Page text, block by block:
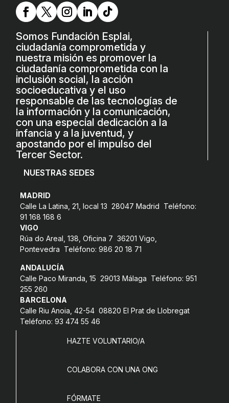
Somos Fundación Esplai,
ciudadanía comprometida y
nuestra misión es promover la
ciudadanía comprometida con la
inclusión social, la acción
socioeducativa y el uso
responsable de las tecnologías de
la información y la comunicación,
con una especial dedicación a la
infancia y a la juventud, y
apostando por el impulso del
Tercer Sector.
NUESTRAS SEDES
MADRID
Calle La Latina, 21, local 13 28047 Madrid Teléfono:
91 168 168 6
VIGO
Rúa do Areal, 138, Oficina 7 36201 Vigo,
Pontevedra Teléfono: 986 20 18 71
ANDALUCÍA
Calle Paco Miranda, 15 29013 Málaga Teléfono: 951
255 260
BARCELONA
Calle Riu Anoia, 42-54 08820 El Prat de Llobregat
Teléfono: 93 474 55 46
HAZTE VOLUNTARIO/A
COLABORA CON UNA ONG
FÓRMATE
ACTUALITAT
Notícies
Butlletins
Diari de la Fundació
Fundesplai als mitjans
Xarxes socials
COL·LABORA
Fes voluntariat
Fes un donatiu
Treballa amb nosaltres